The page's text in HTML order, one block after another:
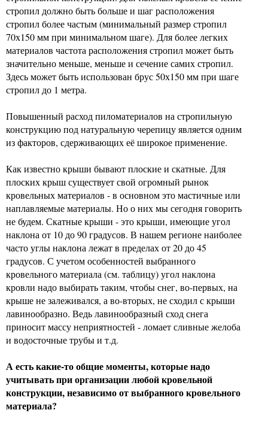
стропил должно быть больше и шаг расположения
стропил более частым (минимальный размер стропил
70х150 мм при минимальном шаге). Для более легких
материалов частота расположения стропил может быть
значительно меньше, меньше и сечение самих стропил.
Здесь может быть использован брус 50х150 мм при шаге
стропил до 1 метра.
Повышенный расход пиломатериалов на стропильную
конструкцию под натуральную черепицу является одним
из факторов, сдерживающих её широкое применение.
Как известно крыши бывают плоские и скатные. Для
плоских крыш существует свой огромный рынок
кровельных материалов - в основном это мастичные или
наплавляемые материалы. Но о них мы сегодня говорить
не будем. Скатные крыши - это крыши, имеющие угол
наклона от 10 до 90 градусов. В нашем регионе наиболее
часто углы наклона лежат в пределах от 20 до 45
градусов. С учетом особенностей выбранного
кровельного материала (см. таблицу) угол наклона
кровли надо выбирать таким, чтобы снег, во-первых, на
крыше не залеживался, а во-вторых, не сходил с крыши
лавинообразно. Ведь лавинообразный сход снега
приносит массу неприятностей - ломает сливные желоба
и водосточные трубы и т.д.
А есть какие-то общие моменты, которые надо
учитывать при организации любой кровельной
конструкции, независимо от выбранного кровельного
материала?